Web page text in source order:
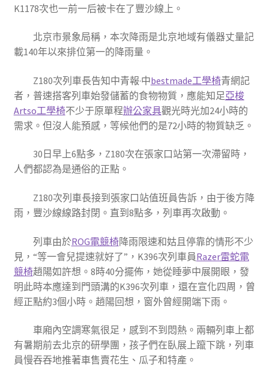
K1178次也一前一后被卡在了豐沙線上。
北京市景象局稱，本次降雨是北京地域有儀器丈量記
載140年以來排位第一的降雨量。
Z180次列車長告知中青報·中bestmade工學椅青網記
者，普速搭客列車始發儲蓄的食物物質，應能知足亞梭
Artso工學椅不少于原單程辦公家具觀光時光加24小時的
需求。但沒人能預感，等候他們的是72小時的物質缺乏。
30日早上6點多，Z180次在張家口站第一次滯留時，
人們都認為是通俗的正點。
Z180次列車長接到張家口站值班員告訴，由于後方降
雨，豐沙線線路封閉。直到8點多，列車再次啟動。
列車由於ROG電競椅降雨限速和姑且停靠的情形不少
見，“等一會兒提速就好了”，K396次列車員Razer雷蛇電
競椅趙陽如許想。8時40分擺佈，她從睡夢中展開眼，發
明此時本應達到門頭溝的K396次列車，還在宣化四周，曾
經正點約3個小時。趙陽回想，窗外曾經開端下雨。
車廂內空調寒氣很足，感到不到悶熱。兩輛列車上都
有暑期前去北京的研學團，孩子們在臥展上躥下跳，列車
員慢吞吞地推著車售賣花生、瓜子和特產。